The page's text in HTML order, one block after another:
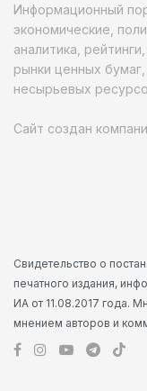
Информационный
экономические,
аналитика,
рынки ценных
несырьевых
Сайт создан
Свидетельство о
печатного издания,
ИА от 11.08.2017 года.
мнением авторов и